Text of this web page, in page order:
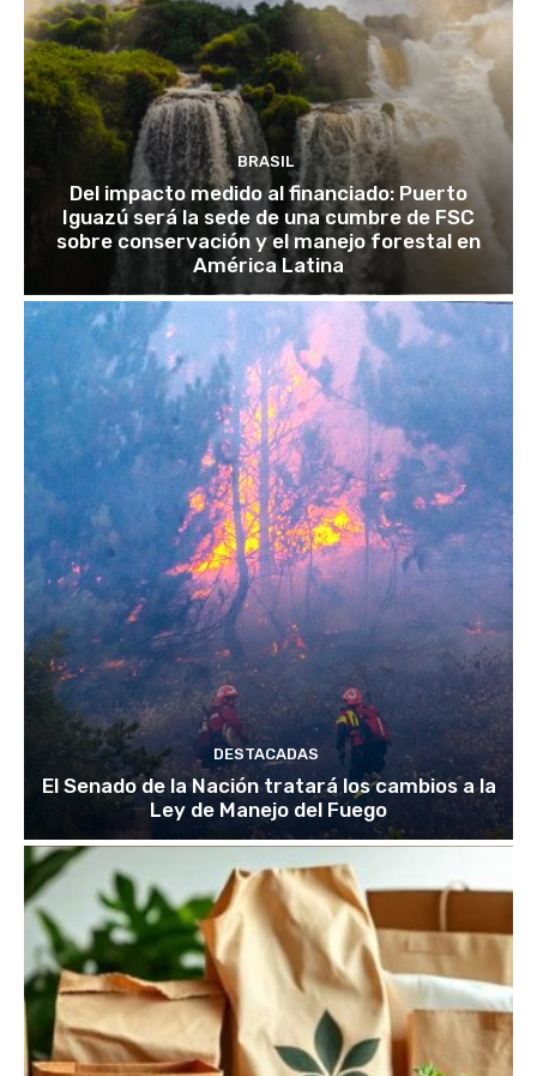
BRASIL
Del impacto medido al financiado: Puerto
Iguazú será la sede de una cumbre de FSC
sobre conservación y el manejo forestal en
América Latina
DESTACADAS
El Senado de la Nación tratará los cambios a la
Ley de Manejo del Fuego